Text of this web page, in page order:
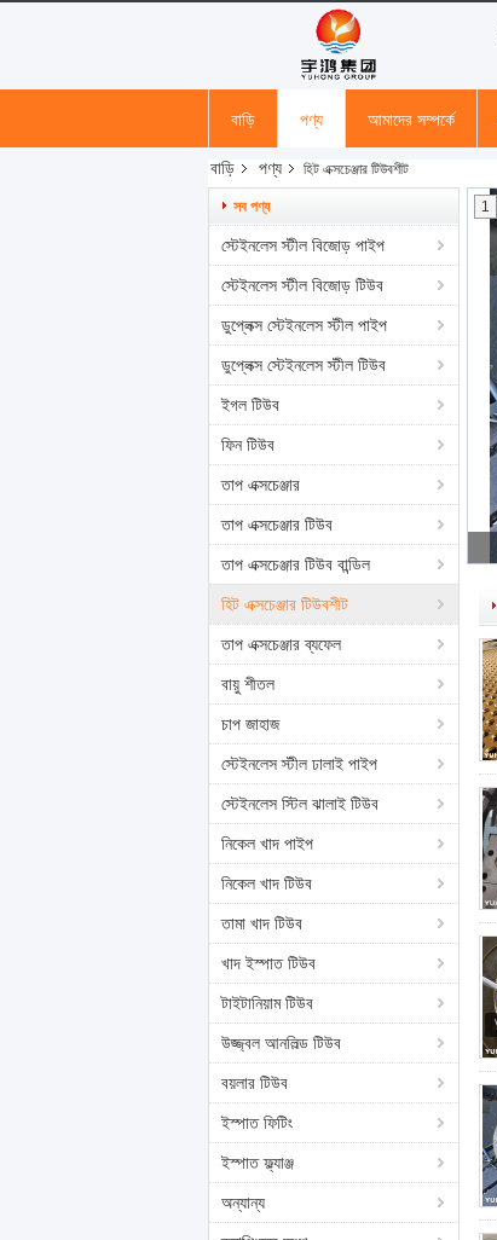
বাড়ি পণ্য আমাদের সম্পর্কে
বাড়ি পণ্য হিট এক্সচেঞ্জার টিউবশীট
সব পণ্য
স্টেইনলেস স্টীল বিজোড় পাইপ
স্টেইনলেস স্টীল বিজোড় টিউব
ডুপ্লেক্স স্টেইনলেস স্টীল পাইপ
ডুপ্লেক্স স্টেইনলেস স্টীল টিউব
ইগল টিউব
ফিন টিউব
তাপ এক্সচেঞ্জার
তাপ এক্সচেঞ্জার টিউব
তাপ এক্সচেঞ্জার টিউব বান্ডিল
হিট এক্সচেঞ্জার টিউবশীট
তাপ এক্সচেঞ্জার ব্যফেল
বায়ু শীতল
চাপ জাহাজ
স্টেইনলেস স্টীল ঢালাই পাইপ
স্টেইনলেস স্টিল ঝালাই টিউব
নিকেল খাদ পাইপ
নিকেল খাদ টিউব
তামা খাদ টিউব
খাদ ইস্পাত টিউব
টাইটানিয়াম টিউব
উজ্জ্বল আনলিল্ড টিউব
বয়লার টিউব
ইস্পাত ফিটিং
ইস্পাত ফ্ল্যাঞ্জ
অন্যান্য
1